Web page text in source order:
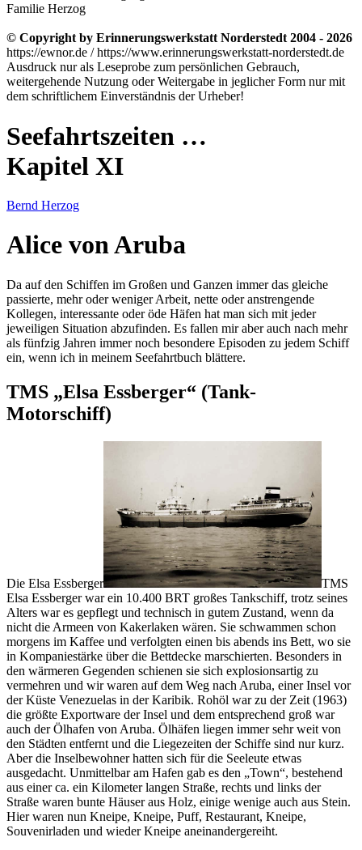
Familie Herzog
© Copyright by Erinnerungswerkstatt Norderstedt 2004 - 2026
https://ewnor.de / https://www.erinnerungswerkstatt-norderstedt.de
Ausdruck nur als Leseprobe zum persönlichen Gebrauch,
weitergehende Nutzung oder Weitergabe in jeglicher Form nur mit
dem schriftlichem Einverständnis der Urheber!
Seefahrtszeiten …
Kapitel XI
Bernd Herzog
Alice von Aruba
Da auf den Schiffen im Großen und Ganzen immer das gleiche
passierte, mehr oder weniger Arbeit, nette oder anstrengende
Kollegen, interessante oder öde Häfen hat man sich mit jeder
jeweiligen Situation abzufinden. Es fallen mir aber auch nach mehr
als fünfzig Jahren immer noch besondere Episoden zu jedem Schiff
ein, wenn ich in meinem Seefahrtbuch blättere.
TMS Elsa Essberger
(Tank-
Motorschiff)
Die Elsa Essberger
TMS
Elsa Essbergerwar ein 10.400 BRT großes Tankschiff, trotz seines
Alters war es gepflegt und technisch in gutem Zustand, wenn da
nicht die Armeen von Kakerlaken wären. Sie schwammen schon
morgens im Kaffee und verfolgten einen bis abends ins Bett, wo sie
in Kompaniestärke über die Bettdecke marschierten. Besonders in
den wärmeren Gegenden schienen sie sich explosionsartig zu
vermehren und wir waren auf dem Weg nach Aruba, einer Insel vor
der Küste Venezuelas in der Karibik. Rohöl war zu der Zeit (1963)
die größte Exportware der Insel und dem entsprechend groß war
auch der Ölhafen von Aruba. Ölhäfen liegen immer sehr weit von
den Städten entfernt und die Liegezeiten der Schiffe sind nur kurz.
Aber die Inselbewohner hatten sich für die Seeleute etwas
ausgedacht. Unmittelbar am Hafen gab es den
Town , bestehend
aus einer ca. ein Kilometer langen Straße, rechts und links der
Straße waren bunte Häuser aus Holz, einige wenige auch aus Stein.
Hier waren nun Kneipe, Kneipe, Puff, Restaurant, Kneipe,
Souvenirladen und wieder Kneipe aneinandergereiht.